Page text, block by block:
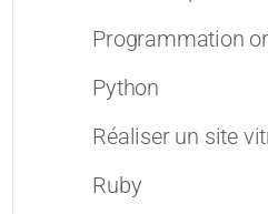
Programmation
Python
Réaliser un site
Ruby